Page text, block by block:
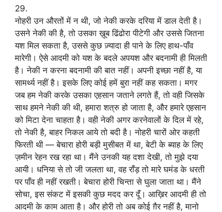
29.
नोहरी उन औरतों में न थी, जो नेकी करके दरिया में डाल देती है।
उसने नेकी की है, तो उसका ख़ूब ढिंढोरा पीटेगी और उससे जितना
यश मिल सकता है, उससे कुछ ज़्यादा ही पाने के लिए हाथ-पाँव
मारेगी। ऐसे आदमी को यश के बदले अपयश और बदनामी ही मिलती
है। नेकी न करना बदनामी की बात नहीं। अपनी इच्छा नहीं है, या
सामर्थ्य नहीं है। इसके लिए कोई हमें बुरा नहीं कह सकता। मगर
जब हम नेकी करके उसका एहसान जताने लगते हैं, तो वही जिसके
साथ हमने नेकी की थी, हमारा शत्रु हो जाता है, और हमारे एहसान
को मिटा देना चाहता है। वही नेकी अगर करनेवालों के दिल में रहे,
तो नेकी है, बाहर निकल आये तो बदी है। नोहरी चारों ओर कहती
फिरती थी — बेचारा होरी बड़ी मुसीबत में था, बेटी के ब्याह के लिए
ज़मीन रेहन रख रहा था। मैंने उनकी यह दशा देखी, तो मुझे दया
आयी। धनिया से तो जी जलता था, वह राँड़ तो मारे घमंड के धरती
पर पाँव ही नहीं रखती। बेचारा होरी चिन्ता से घुला जाता था। मैंने
सोचा, इस संकट में इसकी कुछ मदद कर दूँ। आख़िर आदमी ही तो
आदमी के काम आता है। और होरी तो अब कोई ग़ैर नहीं है, मानो